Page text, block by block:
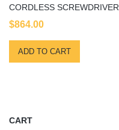
CORDLESS SCREWDRIVER
$864.00
ADD TO CART
CART